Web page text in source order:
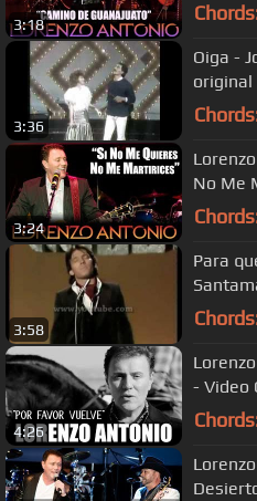
3:18
3:36
Oiga -
original
3:24
No Me
3:58
Para
4:26
- Video